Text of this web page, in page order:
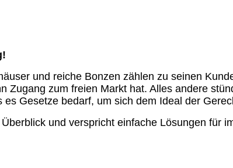
und reiche Bonzen zählen zu seinen
Zugang zum freien Markt hat. Alles andere
Gesetze bedarf, um sich dem Ideal der
und verspricht einfache Lösungen für